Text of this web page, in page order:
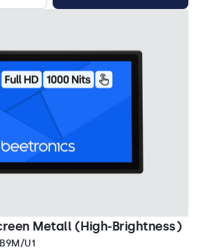
Metall (High-Brightness)
U1